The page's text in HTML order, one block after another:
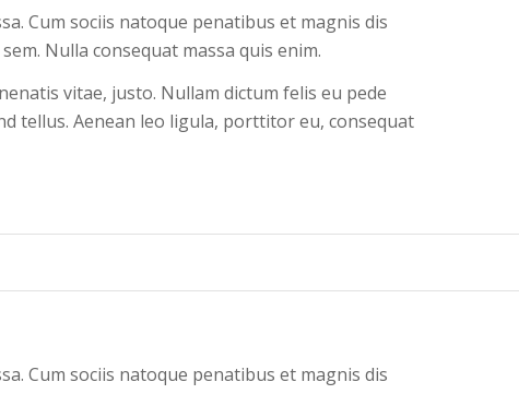
Cum sociis natoque penatibus et magnis dis
Nulla consequat massa quis enim.
vitae, justo. Nullam dictum felis eu pede
tellus. Aenean leo ligula, porttitor eu, consequat
Cum sociis natoque penatibus et magnis dis